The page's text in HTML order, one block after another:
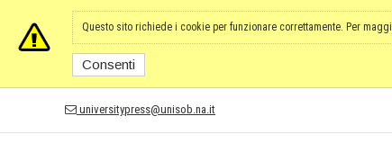
Questo sito richiede i cookie per funzionare correttamente. Per
Consenti
universitypress@unisob.na.it